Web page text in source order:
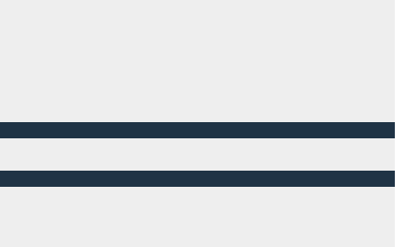
Романа Романовича Вредена. Сегодня институт -
22 клинических и 10 научных отделений.